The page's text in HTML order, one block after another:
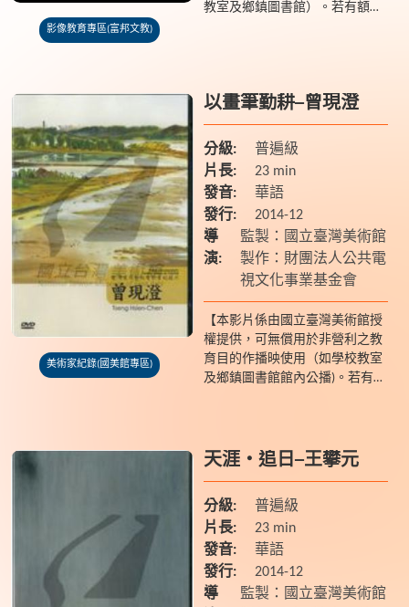
影像教育專區(富邦文教)
教室及鄉鎮圖書館）。若有額外
美術家紀錄(國美館專區)
以畫筆勤耕─曾現澄
分級:
普遍級
片長:
23 min
發音:
華語
發行:
2014-12
導
演:
監製：國立臺灣美術館
製作：財團法人公共電
視文化事業基金會
【本影片係由國立臺灣美術館授
權提供，可無償用於非營利之教
育目的作播映使用（如學校教室
及鄉鎮圖書館館內公播)。若有額
天涯‧追日─王攀元
分級:
普遍級
片長:
23 min
發音:
華語
發行:
2014-12
導
監製：國立臺灣美術館